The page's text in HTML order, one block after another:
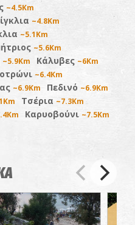
~4.5Km
~4.8Km
~5.1Km
~5.6Km
~5.9Km Κάλυβες ~6Km
~6.4Km
~6.9Km Πεδινό ~6.9Km
Τσέρια ~7.3Km
Καρυοβούνι ~7.5Km